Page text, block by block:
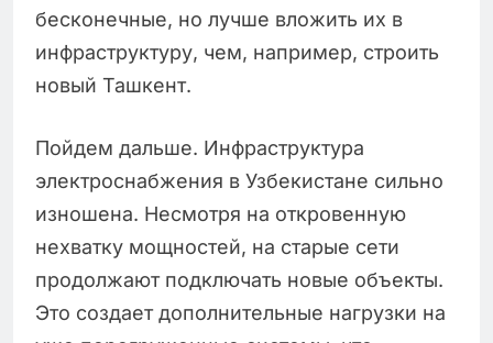
бесконечные, но лучше вложить их в
инфраструктуру, чем, например, строить
новый Ташкент.
Пойдем дальше. Инфраструктура
электроснабжения в Узбекистане сильно
изношена. Несмотря на откровенную
нехватку мощностей, на старые сети
продолжают подключать новые объекты.
Это создает дополнительные нагрузки на